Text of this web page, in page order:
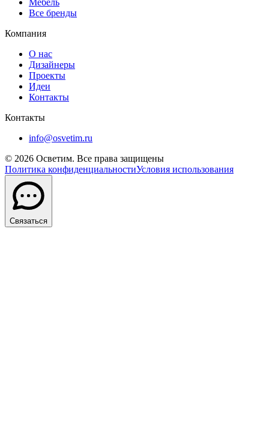
Мебель
Все бренды
Компания
О нас
Дизайнеры
Проекты
Идеи
Контакты
Контакты
info@osvetim.ru
© 2026 Осветим. Все права защищены
Политика конфиденциальностиУсловия использования
Связаться